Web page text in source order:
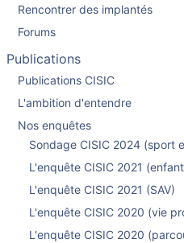
Rencontrer des implantés
Forums
Publications
Publications CISIC
L'ambition d'entendre
Nos enquêtes
Sondage CISIC 2024 (sport
L'enquête CISIC 2021
L'enquête CISIC 2021 (SAV)
L'enquête CISIC 2020 (vie
L'enquête CISIC 2020